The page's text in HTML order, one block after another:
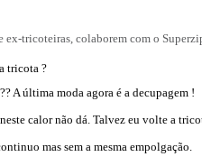
ex-tricoteiras, colaborem com o
tricota ?
A última moda agora é a decupagem !
calor não dá. Talvez eu volte a
mas sem a mesma empolgação.